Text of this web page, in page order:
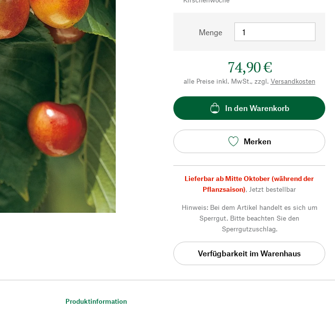
Menge
74,90 €
alle Preise inkl. MwSt., zzgl. Versandkosten
In den Warenkorb
Merken
Lieferbar ab Mitte Oktober (während der
Pflanzsaison), Jetzt bestellbar
Hinweis: Bei dem Artikel handelt es sich um
Sperrgut. Bitte beachten Sie den
Sperrgutzuschlag.
Verfügbarkeit im Warenhaus
Produktinformation